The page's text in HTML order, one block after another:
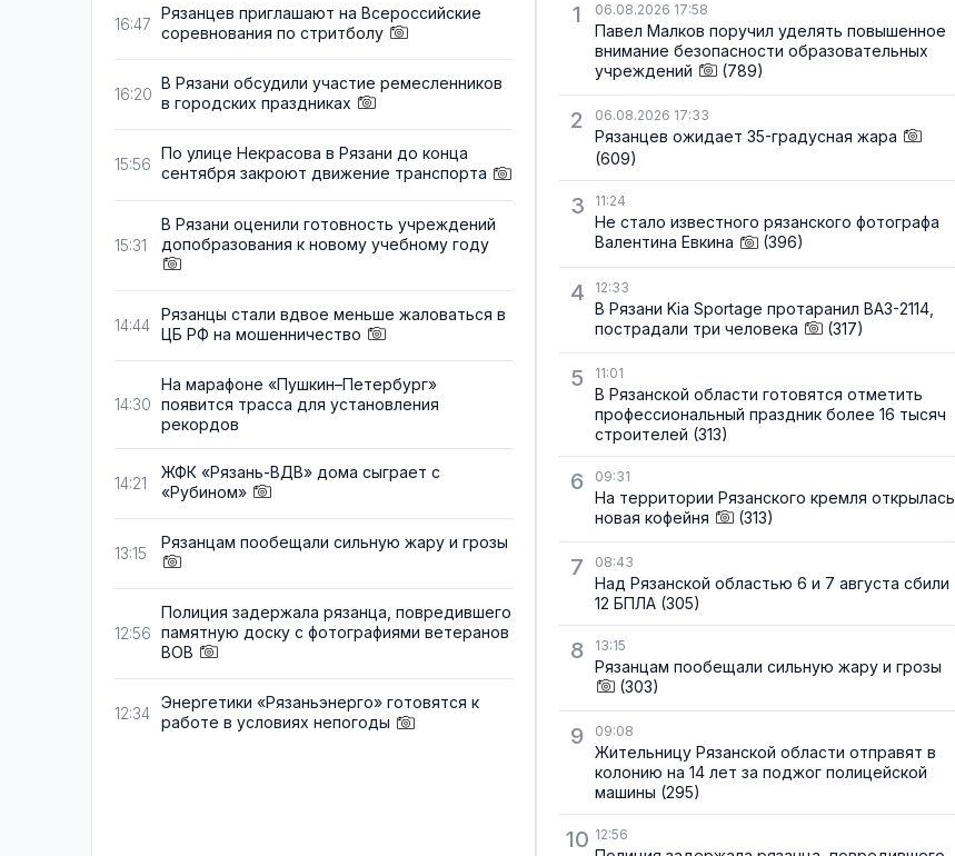
16:47
Рязанцев приглашают на Всероссийские
соревнования по стритболу
16:20
В Рязани обсудили участие ремесленников
в городских праздниках
15:56
По улице Некрасова в Рязани до конца
сентября закроют движение транспорта
15:31
В Рязани оценили готовность учреждений
допобразования к новому учебному году
14:44
Рязанцы стали вдвое меньше жаловаться в
ЦБ РФ на мошенничество
14:30
На марафоне «Пушкин–Петербург»
появится трасса для установления
рекордов
14:21
ЖФК «Рязань-ВДВ» дома сыграет с
«Рубином»
13:15
Рязанцам пообещали сильную жару и грозы
12:56
Полиция задержала рязанца, повредившего
памятную доску с фотографиями ветеранов
ВОВ
12:34
Энергетики «Рязаньэнерго» готовятся к
работе в условиях непогоды
1
06.08.2026 17:58
Павел Малков поручил уделять повышенное
внимание безопасности образовательных
учреждений
(789)
2 06.08.2026 17:33
Рязанцев ожидает 35-градусная жара
(609)
3 11:24
Не стало известного рязанского фотографа
Валентина Евкина
(396)
4 12:33
В Рязани Kia Sportage протаранил ВАЗ-2114,
пострадали три человека
(317)
5 11:01
В Рязанской области готовятся отметить
профессиональный праздник более 16 тысяч
строителей (313)
6 09:31
На территории Рязанского кремля открылась
новая кофейня
(313)
7 08:43
Над Рязанской областью 6 и 7 августа сбили
12 БПЛА (305)
8 13:15
Рязанцам пообещали сильную жару и грозы
(303)
9 09:08
Жительницу Рязанской области отправят в
колонию на 14 лет за поджог полицейской
машины (295)
10 12:56